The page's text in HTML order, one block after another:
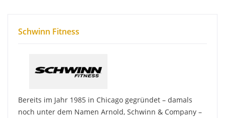
Schwinn Fitness
Bereits im Jahr 1985 in Chicago gegründet – damals
noch unter dem Namen Arnold, Schwinn & Company –